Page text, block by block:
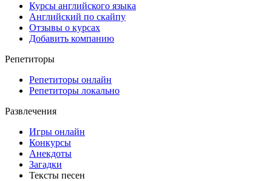
Курсы английского языка
Английский по скайпу
Отзывы о курсах
Добавить компанию
Репетиторы
Репетиторы онлайн
Репетиторы локально
Развлечения
Игры онлайн
Конкурсы
Анекдоты
Загадки
Тексты песен